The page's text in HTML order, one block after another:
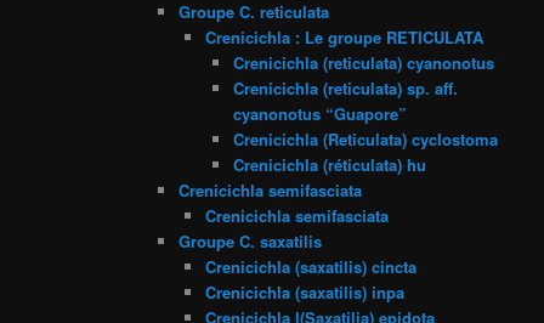
Groupe C. reticulata
Crenicichla : Le groupe RETICULATA
Crenicichla (reticulata) cyanonotus
Crenicichla (reticulata) sp. aff.
cyanonotus “Guapore”
Crenicichla (Reticulata) cyclostoma
Crenicichla (réticulata) hu
Crenicichla semifasciata
Crenicichla semifasciata
Groupe C. saxatilis
Crenicichla (saxatilis) cincta
Crenicichla (saxatilis) inpa
Crenicichla l(Saxatilia) epidota